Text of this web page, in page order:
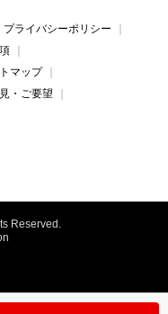
プライバシーポリシー
マップ
・ご要望
Reserved.